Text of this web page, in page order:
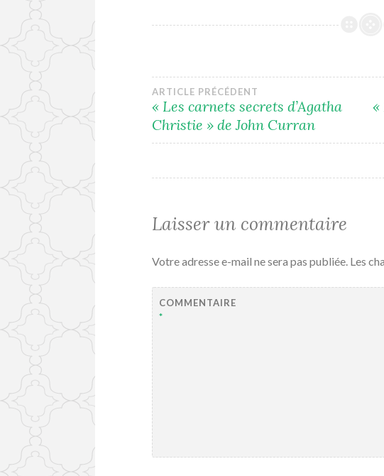
Navigation
de
ARTICLE PRÉCÉDENT
« Les carnets secrets d’Agatha
Christie » de John Curran
«
Laisser un commentaire
Votre adresse e-mail ne sera pas publiée. Les
COMMENTAIRE
*